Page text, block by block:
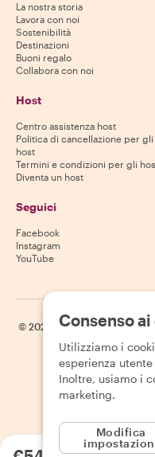
La nostra storia
Lavora con noi
Sostenibilità
Destinazioni
Buoni regalo
Collabora con noi
Host
Centro assistenza host
Politica di cancellazione per gli
host
Termini e condizioni per gli
Diventa un host
Seguici
Facebook
Instagram
YouTube
© 2026 Withlocals.com |
Consenso
Utilizziamo i
esperienza
Inoltre, usiamo i
marketing.
Modifica